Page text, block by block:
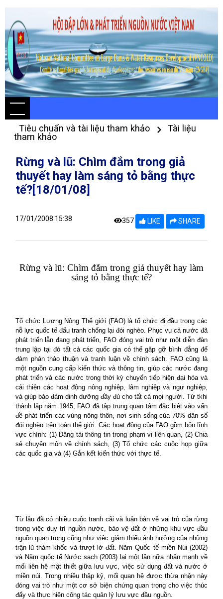
Tiêu chuẩn và tài liệu tham khảo
Tài liệu
tham khảo
Rừng và lũ: Chìm đắm trong giả
thuyết hay làm sáng tỏ bằng thực
tế?[18/01/08]
17/01/2008 15:38 357 LIKE SHARE
Rừng và lũ: Chìm đắm trong giả thuyết hay làm
sáng tỏ bằng thực tế?
Tổ chức Lương Nông Thế giới (FAO) là tổ chức đi đầu trong các
nỗ lực quốc tế đấu tranh chống lại đói nghèo. Phục vụ cả nước đã
phát triển lẫn đang phát triển, FAO đóng vai trò như một diễn đàn
trung lập tại đó tất cả các quốc gia có thể gặp gỡ bình đẳng để
đàm phán thảo thuận và tranh luận về chính sách. FAO cũng là
một nguồn cung cấp kiến thức và thông tin, giúp các nước đang
phát triển và các nước trong thời kỳ chuyển tiếp hiện đại hóa và
cải thiện các hoạt động nông nghiệp, lâm nghiệp và ngư nghiệp,
và giúp bảo đảm dinh dưỡng đầy đủ cho tất cả mọi người. Từ tkhi
thành lập năm 1945, FAO đã tập trung quan tâm đặc biệt vào vấn
đề phát triển các vùng nông thôn, nơi sinh sống của 70% dân số
đói nghèo trên toàn thế giới. Các hoạt động của FAO gồm bốn lĩnh
vực chính: (1) Đăng tải thông tin trong phạm vi liên quan, (2) Chia
sẻ chuyên môn về chính sách, (3) Tổ chức các cuộc họp giữa
các quốc gia và (4) Gắn kết kiến thức với thực tế.
Từ lâu đã có nhiều cuộc tranh cãi và luận bàn về vai trò của rừng
trong việc duy trì nguồn nước, bảo vệ đất ở những khu vực đầu
nguồn quan trọng cũng như việc giảm thiểu ảnh hưởng của những
trận lũ thảm khốc và trượt lở đất. Năm Quốc tế miền Núi (2002)
và Năm quốc tế Nước sạch (2003) lại một lần nữa nhấn mạnh về
mối liên hệ mật thiết giữa lưu vực, việc sử dụng đất và nước ở
miền núi. Trong nhiều thập kỷ, mối quan hệ được thừa nhận này
đóng vai trò như một cơ sở biện chứng quan trọng cho việc thúc
đẩy và thực hiên công tác quản lý lưu vực đầu nguồn.